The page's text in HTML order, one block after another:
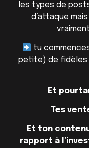
les types de
d’attaque
tu
petite) de fidèles
Et
Tes
Et ton
rapport à